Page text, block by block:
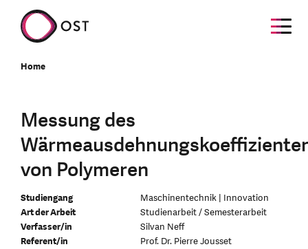
Home
Messung des
von Polymeren
Studiengang
Maschinentechnik | Innovation
Art der Arbeit
Studienarbeit / Semesterarbeit
Verfasser/in
Silvan Neff
Referent/in
Prof. Dr. Pierre Jousset